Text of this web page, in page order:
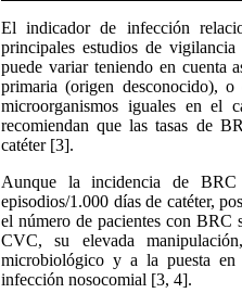
El indicador de infección
principales estudios de
puede variar teniendo en cuenta
primaria (origen desconocido),
microorganismos iguales en
recomiendan que las tasas de
catéter [3].
Aunque la incidencia de
episodios/1.000 días de catéter,
el número de pacientes con BRC
CVC, su elevada
microbiológico y a la puesta en
infección nosocomial [3, 4].